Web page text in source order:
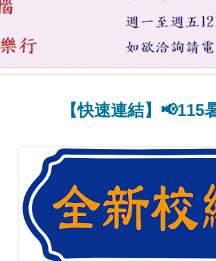
【快速連結】📢115暑假班